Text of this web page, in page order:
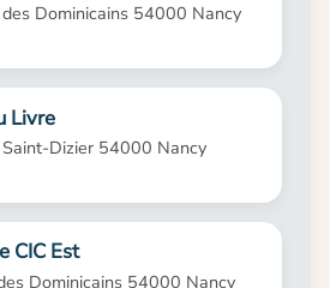
Dominicains 54000 Nancy
Livre
Dizier 54000 Nancy
CIC Est
Dominicains 54000 Nancy